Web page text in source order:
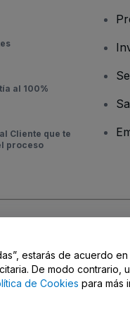
al 100%
Cliente que te
proceso
Tus opciones de
estarás de acuerdo
De modo contrario,
de Cookies para más